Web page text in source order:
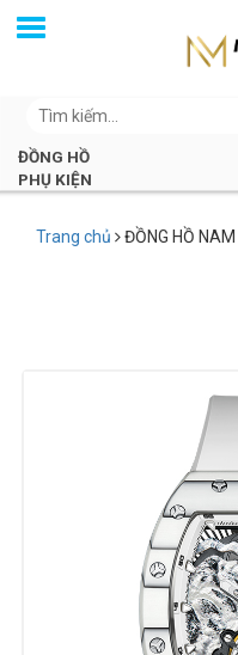
ĐỒNG HỒ
PHỤ KIỆN
Trang chủ ĐỒNG HỒ